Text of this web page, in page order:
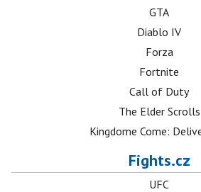
GTA
Diablo IV
Forza
Fortnite
Call of Duty
The Elder Scrolls
Kingdome Come:
Fights.cz
UFC